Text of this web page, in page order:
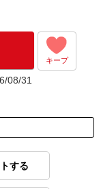
キープ
08/31
する